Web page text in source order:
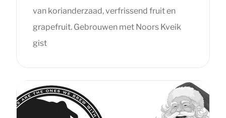
van korianderzaad, verfrissend fruit en
grapefruit. Gebrouwen met Noors Kveik
gist